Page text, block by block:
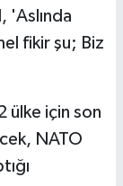
'Aslında
fikir şu; Biz
ülke için son
NATO